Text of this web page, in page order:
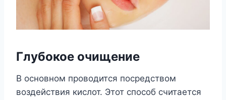
Глубокое очищение
В основном проводится посредством
воздействия кислот. Этот способ считается